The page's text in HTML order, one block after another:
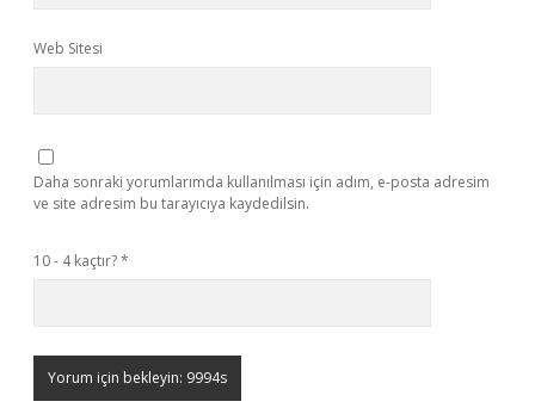
Web Sitesi
Daha sonraki yorumlarımda kullanılması için adım, e-posta adresim
ve site adresim bu tarayıcıya kaydedilsin.
10 - 4 kaçtır?*